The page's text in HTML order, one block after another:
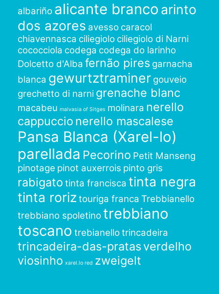
albariño alicante branco arinto
dos azores avesso caracol
chiavennasca ciliegiolo ciliegiolo di Narni
cococciola codega codega do larinho
Dolcetto d'Alba fernão pires garnacha
blanca gewurtztraminer gouveio
grechetto di narni grenache blanc
macabeu malvasia of Sitges molinara nerello
cappuccio nerello mascalese
Pansa Blanca (Xarel-lo)
parellada Pecorino Petit Manseng
pinotage pinot auxerrois pinto gris
rabigato tinta francisca tinta negra
tinta roriz touriga franca Trebbianello
trebbiano spoletino trebbiano
toscano trebianellotrincadeira
trincadeira-das-pratas verdelho
viosinho xarel.lo red zweigelt